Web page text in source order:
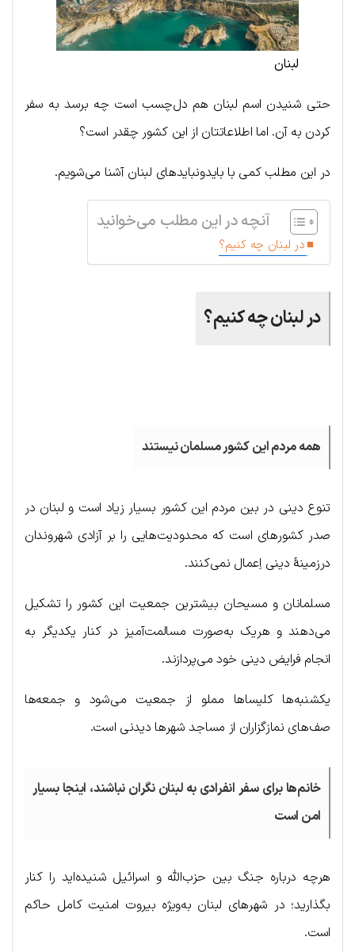
لبنان
حتی شنیدن اسم لبنان هم دل‌چسب است چه برسد به سفر
کردن به آن. اما اطلاعاتتان از این کشور چقدر است؟
در این مطلب کمی با بایدونبایدهای لبنان آشنا می‌شویم.
آنچه در این مطلب می‌خوانید
در لبنان چه کنیم؟
در لبنان چه کنیم؟
همه مردم این کشور مسلمان نیستند
تنوع دینی در بین مردم این کشور بسیار زیاد است و لبنان در
صدر کشورهای است که محدودیت‌هایی را بر آزادی شهروندان
درزمینهٔ دینی اِعمال نمی‌کنند.
مسلمانان و مسیحان بیشترین جمعیت این کشور را تشکیل
می‌دهند و هریک به‌صورت مسالمت‌آمیز در کنار یکدیگر به
انجام فرایض دینی خود می‌پردازند.
یکشنبه‌ها کلیساها مملو از جمعیت می‌شود و جمعه‌ها
صف‌های نمازگزاران از مساجد شهرها دیدنی است.
خانم‌ها برای سفر انفرادی به لبنان نگران نباشند، اینجا بسیار
امن است
هرچه درباره جنگ بین حزب‌الله و اسرائیل شنیده‌اید را کنار
بگذارید؛ در شهرهای لبنان به‌ویژه بیروت امنیت کامل حاکم
است.